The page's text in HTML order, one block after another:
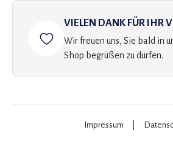
VIELEN DANK FÜR IHR
Wir freuen uns, Sie bald in
Shop begrüßen zu dürfen.
Impressum